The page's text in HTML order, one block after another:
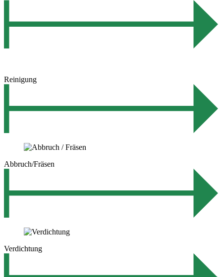
Reinigung
Abbruch/Fräsen
Verdichtung